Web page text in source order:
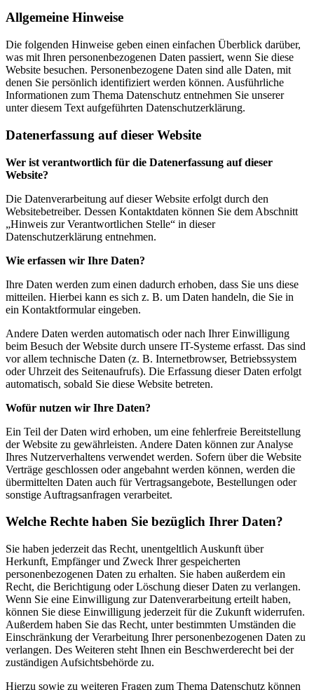
Allgemeine Hinweise
Die folgenden Hinweise geben einen einfachen Überblick darüber,
was mit Ihren personenbezogenen Daten passiert, wenn Sie diese
Website besuchen. Personenbezogene Daten sind alle Daten, mit
denen Sie persönlich identifiziert werden können. Ausführliche
Informationen zum Thema Datenschutz entnehmen Sie unserer
unter diesem Text aufgeführten Datenschutzerklärung.
Datenerfassung auf dieser Website
Wer ist verantwortlich für die Datenerfassung auf dieser
Website?
Die Datenverarbeitung auf dieser Website erfolgt durch den
Websitebetreiber. Dessen Kontaktdaten können Sie dem Abschnitt
„Hinweis zur Verantwortlichen Stelle“ in dieser
Datenschutzerklärung entnehmen.
Wie erfassen wir Ihre Daten?
Ihre Daten werden zum einen dadurch erhoben, dass Sie uns diese
mitteilen. Hierbei kann es sich z. B. um Daten handeln, die Sie in
ein Kontaktformular eingeben.
Andere Daten werden automatisch oder nach Ihrer Einwilligung
beim Besuch der Website durch unsere IT-Systeme erfasst. Das sind
vor allem technische Daten (z. B. Internetbrowser, Betriebssystem
oder Uhrzeit des Seitenaufrufs). Die Erfassung dieser Daten erfolgt
automatisch, sobald Sie diese Website betreten.
Wofür nutzen wir Ihre Daten?
Ein Teil der Daten wird erhoben, um eine fehlerfreie Bereitstellung
der Website zu gewährleisten. Andere Daten können zur Analyse
Ihres Nutzerverhaltens verwendet werden. Sofern über die Website
Verträge geschlossen oder angebahnt werden können, werden die
übermittelten Daten auch für Vertragsangebote, Bestellungen oder
sonstige Auftragsanfragen verarbeitet.
Welche Rechte haben Sie bezüglich Ihrer Daten?
Sie haben jederzeit das Recht, unentgeltlich Auskunft über
Herkunft, Empfänger und Zweck Ihrer gespeicherten
personenbezogenen Daten zu erhalten. Sie haben außerdem ein
Recht, die Berichtigung oder Löschung dieser Daten zu verlangen.
Wenn Sie eine Einwilligung zur Datenverarbeitung erteilt haben,
können Sie diese Einwilligung jederzeit für die Zukunft widerrufen.
Außerdem haben Sie das Recht, unter bestimmten Umständen die
Einschränkung der Verarbeitung Ihrer personenbezogenen Daten zu
verlangen. Des Weiteren steht Ihnen ein Beschwerderecht bei der
zuständigen Aufsichtsbehörde zu.
Hierzu sowie zu weiteren Fragen zum Thema Datenschutz können